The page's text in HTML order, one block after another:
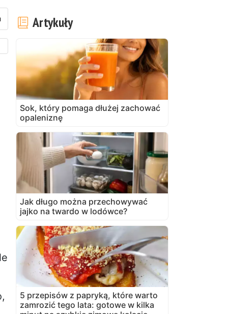
Artykuły
Sok, który pomaga dłużej zachować
opaleniznę
Jak długo można przechowywać
jajko na twardo w lodówce?
5 przepisów z papryką, które warto
zamrozić tego lata: gotowe w kilka